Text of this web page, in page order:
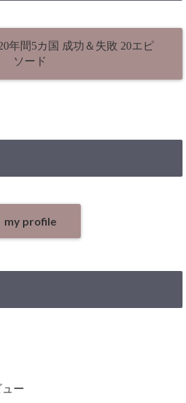
年間5カ国 成功＆失敗 20エピ
ソード
my profile
ー